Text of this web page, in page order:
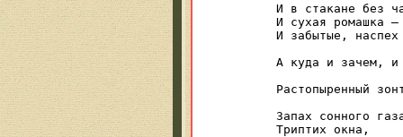
И в стакане без
И сухая ромашка —
И забытые,
А куда и зачем, и
Растопыренный
Запах сонного
Триптих окна,